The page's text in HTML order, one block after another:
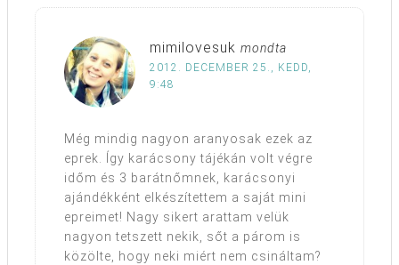
mimilovesuk mondta
2012. DECEMBER 25., KEDD,
9:48
Még mindig nagyon aranyosak ezek az
eprek. Így karácsony tájékán volt végre
időm és 3 barátnőmnek, karácsonyi
ajándékként elkészítettem a saját mini
epreimet! Nagy sikert arattam velük
nagyon tetszett nekik, sőt a párom is
közölte, hogy neki miért nem csináltam?